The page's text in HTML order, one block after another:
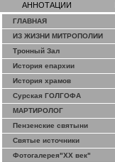
АННОТАЦИИ
ГЛАВНАЯ
ИЗ ЖИЗНИ МИТРОПОЛИИ
Тронный Зал
История епархии
История храмов
Сурская ГОЛГОФА
МАРТИРОЛОГ
Пензенские святыни
Святые источники
Фотогалерея"ХХ век"